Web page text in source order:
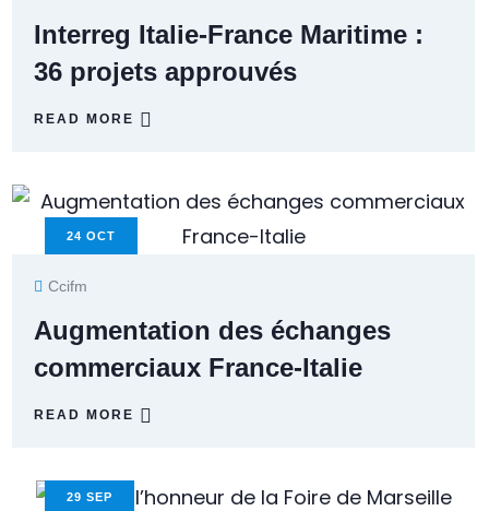
Interreg Italie-France Maritime :
36 projets approuvés
READ MORE
24 OCT
Ccifm
Augmentation des échanges
commerciaux France-Italie
READ MORE
29 SEP